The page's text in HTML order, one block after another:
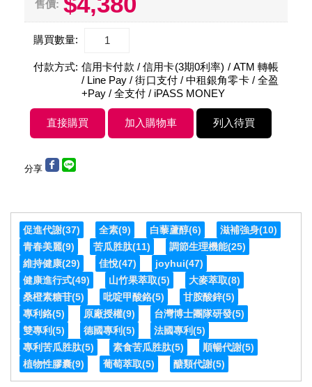
售價:
購買數量:
付款方式: 信用卡付款 / 信用卡(3期0利率) / ATM 轉帳
/ Line Pay / 街口支付 / 中租銀角零卡 / 全盈
+Pay / 全支付 / iPASS MONEY
分享
促進代謝(37) 全素(9) 白藜蘆醇(6) 滋補強身(10)
青春美麗(9) 苦瓜胜肽(11) 調節生理機能(25)
維持健康(29) 佳悅(47) joyhui(47)
健康進行式(49) 山竹果萃取(5) 大麥萃取(8)
桑橙素糖苷(5) 吡啶甲酸鉻(5) 甘胺酸鋅(5)
專利鉻(5) 原廠授權(9) 台灣博士團隊研發(5)
雙專利(5) 德國專利(5) 法國專利(5)
專利苦瓜胜肽(5) 素食苦瓜胜肽(5) 順暢代謝(5)
植物性膠囊(9) 葡萄萃取(5) 醣類代謝(5)